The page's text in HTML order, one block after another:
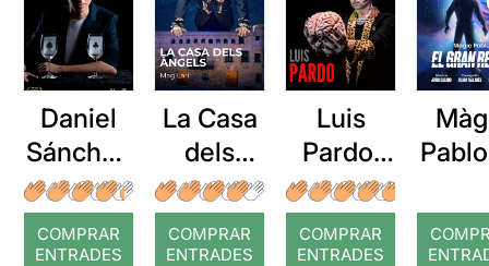
Daniel
Sánchez
: Magia a
la Carta
COMPRAR
ENTRADES
La Casa
dels
Àngels
COMPRAR
ENTRADES
Luis
Pardo:
En tu
mente
COMPRAR
ENTRADES